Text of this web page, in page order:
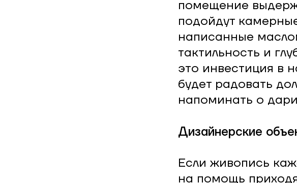
помещение
подойдут
написанные
тактильность и
это инвестиция в
будет радовать
напоминать о
Дизайнерские
Если живопись
на помощь